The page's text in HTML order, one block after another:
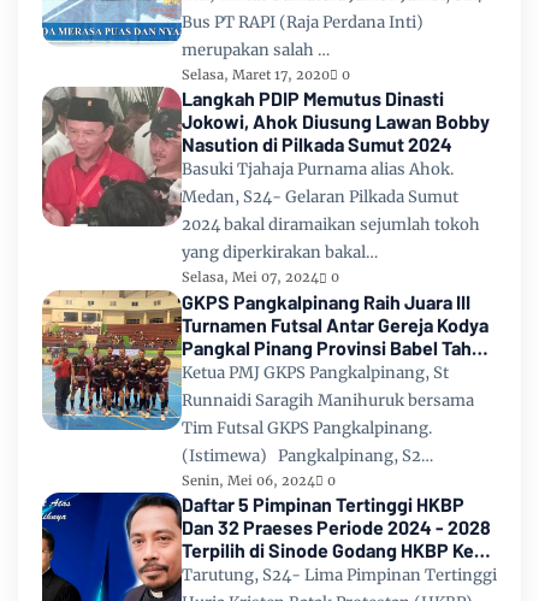
Bus PT RAPI (Raja Perdana Inti)
merupakan salah …
Selasa, Maret 17, 2020 0
Langkah PDIP Memutus Dinasti
Jokowi, Ahok Diusung Lawan Bobby
Nasution di Pilkada Sumut 2024
Basuki Tjahaja Purnama alias Ahok.
Medan, S24- Gelaran Pilkada Sumut
2024 bakal diramaikan sejumlah tokoh
yang diperkirakan bakal…
Selasa, Mei 07, 2024 0
GKPS Pangkalpinang Raih Juara III
Turnamen Futsal Antar Gereja Kodya
Pangkal Pinang Provinsi Babel Tahun
2024
Ketua PMJ GKPS Pangkalpinang, St
Runnaidi Saragih Manihuruk bersama
Tim Futsal GKPS Pangkalpinang.
(Istimewa) Pangkalpinang, S2…
Senin, Mei 06, 2024 0
Daftar 5 Pimpinan Tertinggi HKBP
Dan 32 Praeses Periode 2024 - 2028
Terpilih di Sinode Godang HKBP Ke
67 Tahun 2024
Tarutung, S24- Lima Pimpinan Tertinggi